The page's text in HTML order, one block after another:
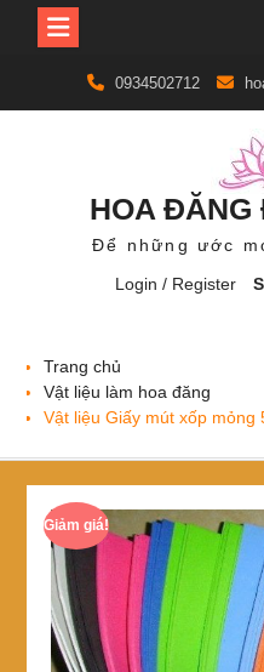
content
0934502712
HOA
Để những ước
Login / Register
Trang chủ
Vật liệu làm hoa đăng
Vật liệu Giấy mút xốp mỏng
Giảm giá!